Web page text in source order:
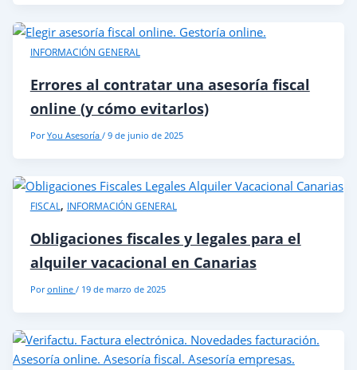
INFORMACIÓN GENERAL
Errores al contratar una asesoría fiscal
online (y cómo evitarlos)
PorYou Asesoría / 9 de junio de 2025
FISCAL , INFORMACIÓN GENERAL
Obligaciones fiscales y legales para el
alquiler vacacional en Canarias
Poronline / 19 de marzo de 2025